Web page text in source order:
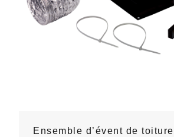
Ensemble d’évent de